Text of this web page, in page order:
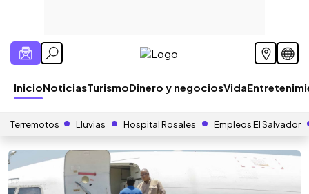
InicioNoticiasTurismoDinero y negociosVida
Terremotos Lluvias Hospital Rosales Empleos El Salvador